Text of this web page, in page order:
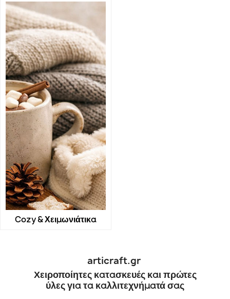
Cozy & Χειμωνιάτικα
articraft.gr
Χειροποίητες κατασκευές και πρώτες
ύλες για τα καλλιτεχνήματά σας